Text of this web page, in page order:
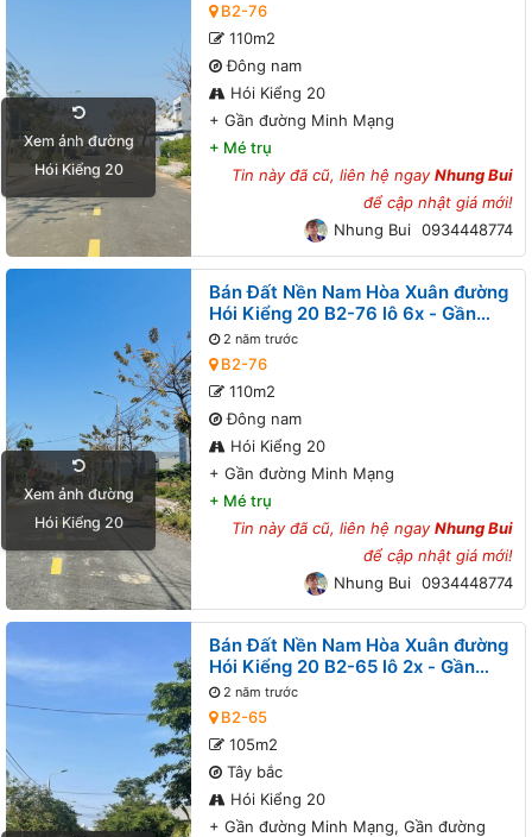
Xem ảnh đường
Hói Kiểng 20
B2-76
110m2
Đông nam
Hói Kiểng 20
+ Gần đường Minh Mạng
+ Mé trụ
Tin này đã cũ, liên hệ ngayNhung Bui
để cập nhật giá mới!
Nhung Bui 0934448774
Xem ảnh đường
Hói Kiểng 20
Bán Đất Nền Nam Hòa Xuân đường
Hói Kiểng 20 B2-76 lô 6x - Gần
đường Minh Mạng
2 năm trước
B2-76
110m2
Đông nam
Hói Kiểng 20
+ Gần đường Minh Mạng
+ Mé trụ
Tin này đã cũ, liên hệ ngayNhung Bui
để cập nhật giá mới!
Nhung Bui 0934448774
Bán Đất Nền Nam Hòa Xuân đường
Hói Kiểng 20 B2-65 lô 2x - Gần
đường Minh Mạng, Gần đường
Nguyễn Phước Lan
2 năm trước
B2-65
105m2
Tây bắc
Hói Kiểng 20
+ Gần đường Minh Mạng, Gần đường